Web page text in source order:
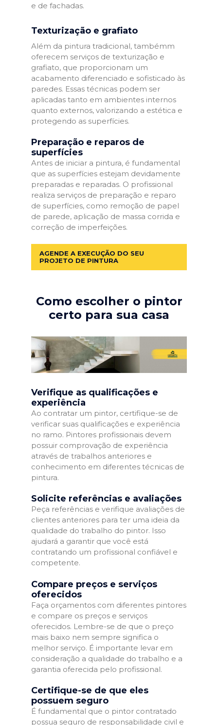
e de fachadas.
Texturização e grafiato
Além da pintura tradicional, tambémm
oferecem serviços de texturização e
grafiato, que proporcionam um
acabamento diferenciado e sofisticado às
paredes. Essas técnicas podem ser
aplicadas tanto em ambientes internos
quanto externos, valorizando a estética e
protegendo as superfícies.
Preparação e reparos de
superfícies
Antes de iniciar a pintura, é fundamental
que as superfícies estejam devidamente
preparadas e reparadas. O profissional
realiza serviços de preparação e reparo
de superfícies, como remoção de papel
de parede, aplicação de massa corrida e
correção de imperfeições.
AGENDE A EXECUÇÃO DO SEU
PROJETO DE PINTURA
Como escolher o pintor
certo para sua casa
Verifique as qualificações e
experiência
Ao contratar um pintor, certifique-se de
verificar suas qualificações e experiência
no ramo. Pintores profissionais devem
possuir comprovação de experiência
através de trabalhos anteriores e
conhecimento em diferentes técnicas de
pintura.
Solicite referências e avaliações
Peça referências e verifique avaliações de
clientes anteriores para ter uma ideia da
qualidade do trabalho do pintor. Isso
ajudará a garantir que você está
contratando um profissional confiável e
competente.
Compare preços e serviços
oferecidos
Faça orçamentos com diferentes pintores
e compare os preços e serviços
oferecidos. Lembre-se de que o preço
mais baixo nem sempre significa o
melhor serviço. É importante levar em
consideração a qualidade do trabalho e a
garantia oferecida pelo profissional.
Certifique-se de que eles
possuem seguro
É fundamental que o pintor contratado
possua seguro de responsabilidade civil e